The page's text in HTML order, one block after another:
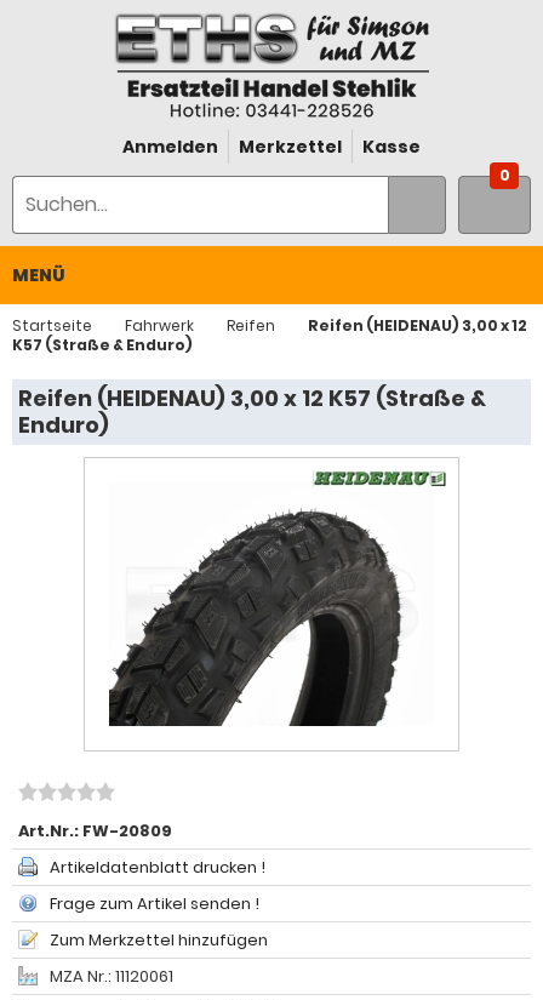
Anmelden Merkzettel Kasse
0
MENÜ
Startseite Fahrwerk Reifen
Reifen (HEIDENAU) 3,00 x 12
K57 (Straße & Enduro)
Reifen (HEIDENAU) 3,00 x 12 K57 (Straße &
Enduro)
Art.Nr.: FW-20809
Artikeldatenblatt drucken !
Frage zum Artikel senden !
Zum Merkzettel hinzufügen
MZA Nr.: 11120061